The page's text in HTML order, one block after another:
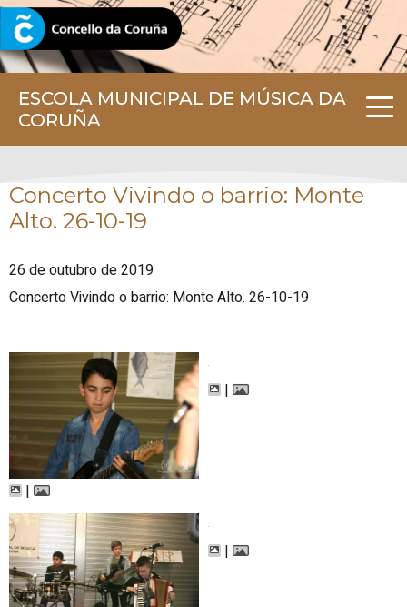
ESCOLA MUNICIPAL DE MÚSICA DA
CORUÑA
CORUNA.GAL
Concerto Vivindo o barrio: Monte
Alto. 26-10-19
26 de outubro de 2019
Concerto Vivindo o barrio: Monte Alto. 26-10-19
|
|
|